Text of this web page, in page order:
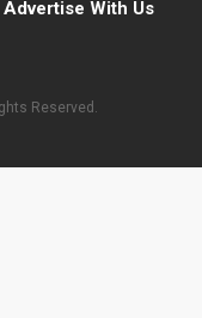
Advertise With Us
Reserved.